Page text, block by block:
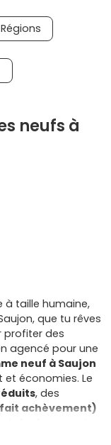
Régions
neufs à
à taille humaine,
que tu rêves
profiter des
agencé pour une
neuf à Saujon
économies. Le
, des
achèvement)
des logements
pour un